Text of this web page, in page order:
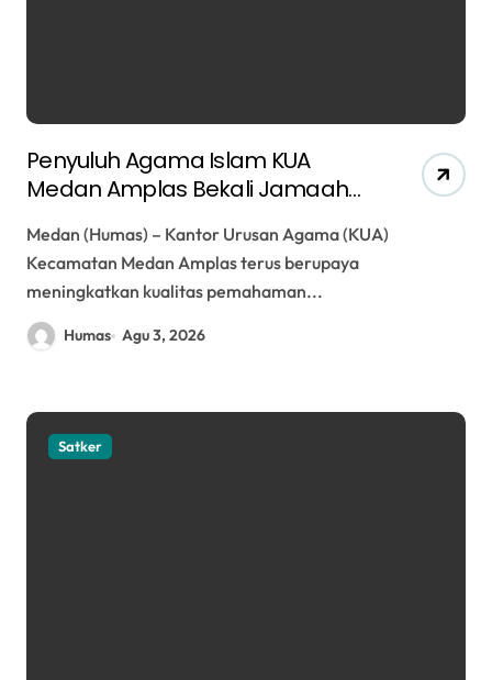
Penyuluh Agama Islam KUA
Medan Amplas Bekali Jamaah
Syariat
Medan (Humas) – Kantor Urusan Agama (KUA)
Kecamatan Medan Amplas terus berupaya
meningkatkan kualitas pemahaman...
Humas Agu 3, 2026
Satker